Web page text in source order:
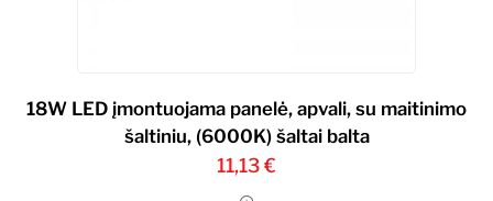
18W LED įmontuojama panelė, apvali, su maitinimo
šaltiniu, (6000K) šaltai balta
11,13€